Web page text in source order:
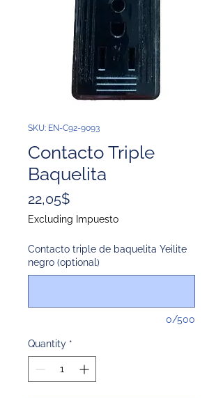
SKU: EN-C92-9093
Contacto Triple
Baquelita
22,05$Price
Excluding Impuesto
Contacto triple de baquelita Yeilite
negro (optional)
0/500
Quantity *